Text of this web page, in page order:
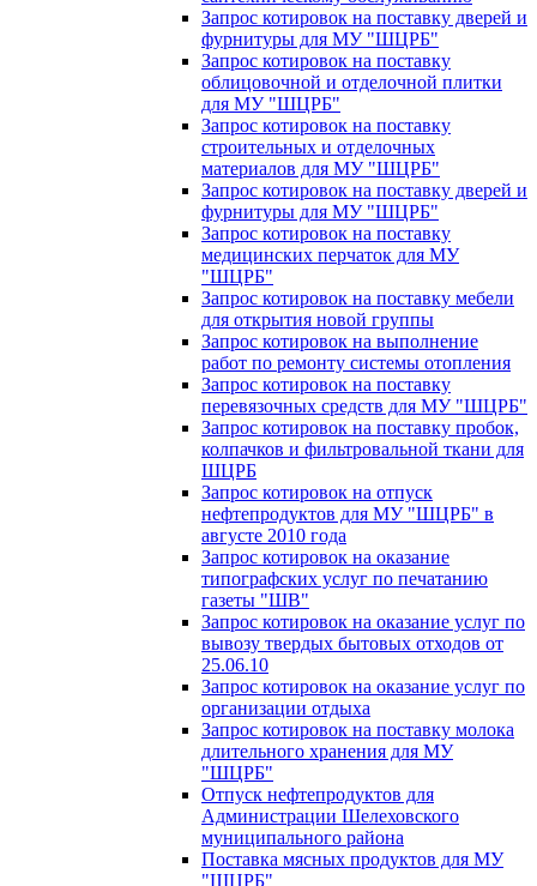
Запрос котировок на поставку дверей и
фурнитуры для МУ "ШЦРБ"
Запрос котировок на поставку
облицовочной и отделочной плитки
для МУ "ШЦРБ"
Запрос котировок на поставку
строительных и отделочных
материалов для МУ "ШЦРБ"
Запрос котировок на поставку дверей и
фурнитуры для МУ "ШЦРБ"
Запрос котировок на поставку
медицинских перчаток для МУ
"ШЦРБ"
Запрос котировок на поставку мебели
для открытия новой группы
Запрос котировок на выполнение
работ по ремонту системы отопления
Запрос котировок на поставку
перевязочных средств для МУ "ШЦРБ"
Запрос котировок на поставку пробок,
колпачков и фильтровальной ткани для
ШЦРБ
Запрос котировок на отпуск
нефтепродуктов для МУ "ШЦРБ" в
августе 2010 года
Запрос котировок на оказание
типографских услуг по печатанию
газеты "ШВ"
Запрос котировок на оказание услуг по
вывозу твердых бытовых отходов от
25.06.10
Запрос котировок на оказание услуг по
организации отдыха
Запрос котировок на поставку молока
длительного хранения для МУ
"ШЦРБ"
Отпуск нефтепродуктов для
Администрации Шелеховского
муниципального района
Поставка мясных продуктов для МУ
"ШЦРБ"